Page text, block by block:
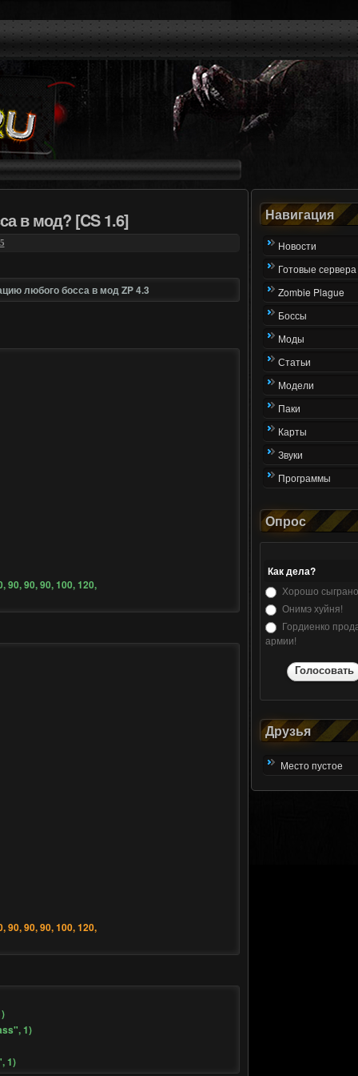
в мод? [CS 1.6]
любого босса в мод ZP 4.3
90, 90, 90, 100, 120,
90, 90, 90, 100, 120,
1)
1)
Навигация
Новости
Готовые сервера
Zombie Plague
Боссы
Моды
Статьи
Модели
Паки
Карты
Звуки
Программы
Опрос
Как дела?
Хорошо
Онимэ хуйня!
Гордиенко
армии!
Голосовать
Друзья
Место пустое